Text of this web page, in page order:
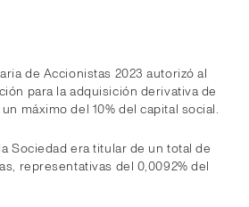
de Accionistas 2023 autorizó al
para la adquisición derivativa de
máximo del 10% del capital social.
Sociedad era titular de un total de
representativas del 0,0092% del